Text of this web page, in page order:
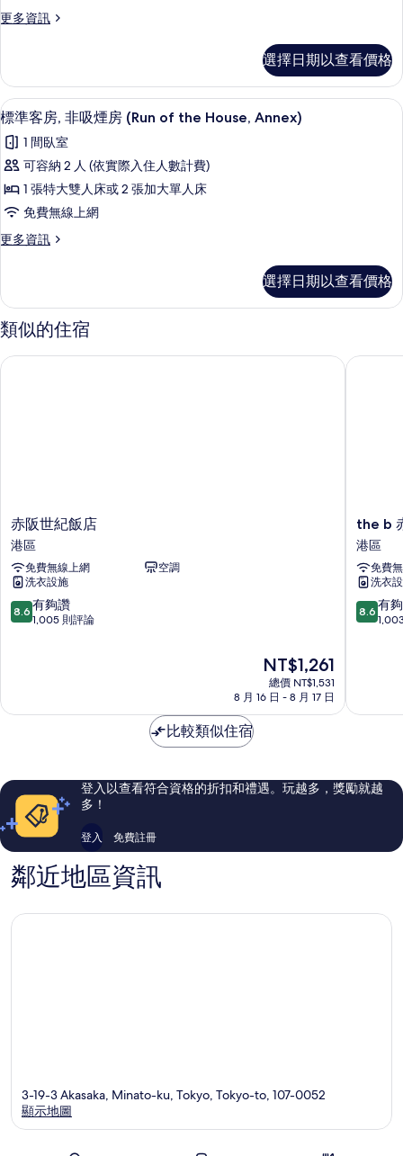
房
有
相
片
煙
情
房,
屬
建
築
(Moderate
King,1
King
Bed)
所
相
片
更多資訊
更
非
吸
煙
附
屬
築
(Moderate
King
情
選擇日期以查看價格
顯
示
標
準
客
非
煙
房
(Run
of
相
片
5
標準客房, 非吸煙房 (Run of the House, Annex)
1 間臥室
可容納 2 人 (依實際入住人數計費)
1 張特大雙人床或 2 張加大單人床
免費無線上網
更多資訊
更
客
房,
非
煙
選擇日期以查看價格
類似的住宿
赤
阪
世
紀
飯
店
港
赤阪世紀飯店
港區
免費無線上網
空調
洗衣設施
8.6
分，
夠
評
論
8.6 有夠讚
1,005 則評論
現
在
價
NT$1,261
總價 NT$1,531
8 月 16 日 - 8 月 17 日
赤阪世紀飯店
the
b
赤
坂
港
區
the b
港區
免費
洗衣
8.6
分，
夠
評
論
8.6 有
the b 赤
比較類似住宿
登入以查看符合資格的折扣和禮遇。玩越多，獎勵就越
多！
登入 免費註冊
鄰近地區資訊
3-19-3 Akasaka, Minato-ku, Tokyo, Tokyo-to, 107-0052
顯示地圖